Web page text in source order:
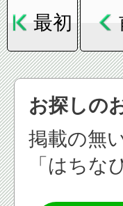
最初
お探しの
掲載の無
「はちな